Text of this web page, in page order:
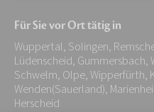
Adresse:
*
Für Sie vor Ort tätig in
Wuppertal, Solingen,
Lüdenscheid, Gummersbach,
Schwelm, Olpe, Wipperfürth,
Wenden(Sauerland),
Herscheid